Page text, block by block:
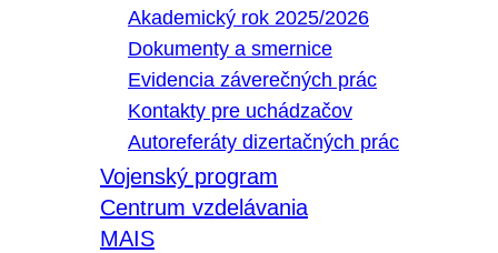
Akademický rok 2025/2026
Dokumenty a smernice
Evidencia záverečných prác
Kontakty pre uchádzačov
Autoreferáty dizertačných prác
Vojenský program
Centrum vzdelávania
MAIS